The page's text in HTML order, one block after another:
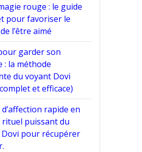
rouge : le guide
pour favoriser le
l’être aimé
garder son
: la méthode
du voyant Dovi
et efficace)
rapide en
rituel puissant du
pour récupérer